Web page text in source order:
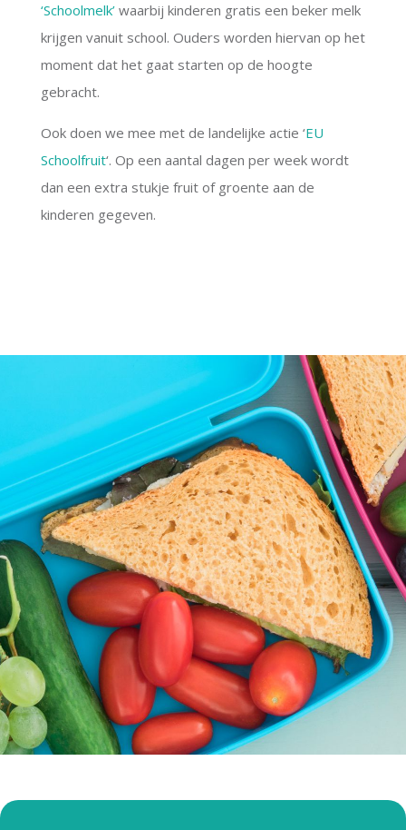
‘Schoolmelk’waarbij kinderen gratis een beker melk
krijgen vanuit school. Ouders worden hiervan op het
moment dat het gaat starten op de hoogte
gebracht.
Ook doen we mee met de landelijke actie ‘EU
Schoolfruit‘. Op een aantal dagen per week wordt
dan een extra stukje fruit of groente aan de
kinderen gegeven.